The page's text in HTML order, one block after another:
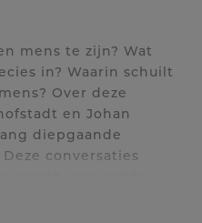
mens te zijn? Wat
in? Waarin schuilt
Over deze
en Johan
diepgaande
conversaties